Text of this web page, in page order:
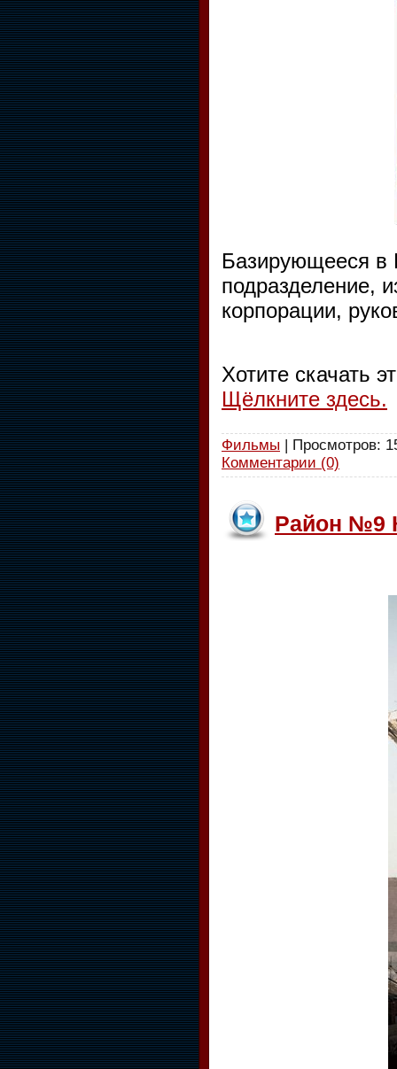
Базирующееся в
подразделение,
корпорации,
Хотите скачать
Щёлкните здесь.
Фильмы | Просмотров:
Комментарии (0)
Район №9